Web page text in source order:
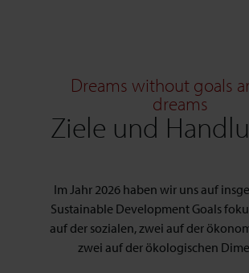
Dreams without goals
dreams
Ziele und
Im Jahr 2026 haben wir uns auf
Sustainable Development Goals
auf der sozialen, zwei auf der
zwei auf der ökologischen